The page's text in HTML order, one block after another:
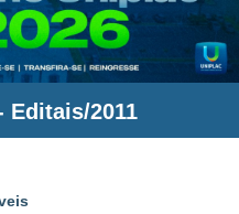
Editais/2011